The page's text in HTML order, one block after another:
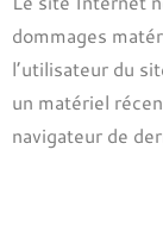
dommages
l’utilisateur du
un matériel
navigateur de